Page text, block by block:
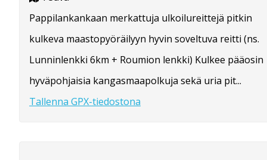
Pappilankankaan merkattuja ulkoilureittejä pitkin
kulkeva maastopyöräilyyn hyvin soveltuva reitti (ns.
Lunninlenkki 6km + Roumion lenkki) Kulkee pääosin
hyväpohjaisia kangasmaapolkuja sekä uria pit...
Tallenna GPX-tiedostona